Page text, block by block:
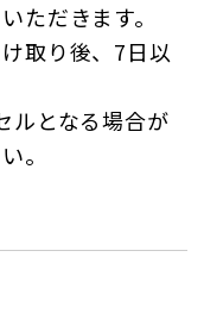
ただきます。
取り後、7日以
ルとなる場合が
。